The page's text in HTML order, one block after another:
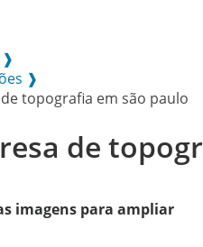
❱
topografia em são paulo
de
imagens para ampliar